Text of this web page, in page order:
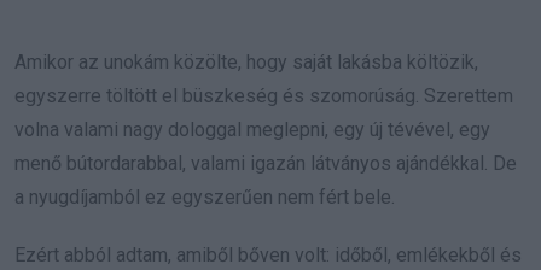
Amikor az unokám közölte, hogy saját lakásba költözik,
egyszerre töltött el büszkeség és szomorúság. Szerettem
volna valami nagy dologgal meglepni, egy új tévével, egy
menő bútordarabbal, valami igazán látványos ajándékkal. De
a nyugdíjamból ez egyszerűen nem fért bele.
Ezért abból adtam, amiből bőven volt: időből, emlékekből és